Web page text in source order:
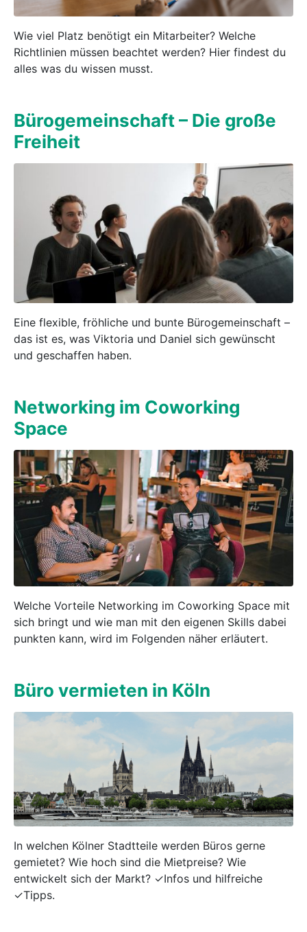
Wie viel Platz benötigt ein Mitarbeiter? Welche
Richtlinien müssen beachtet werden? Hier findest du
alles was du wissen musst.
Büro­ge­mein­schaft – Die große
Freiheit
Eine flexible, fröhliche und bunte Bürogemeinschaft –
das ist es, was Viktoria und Daniel sich gewünscht
und geschaffen haben.
Networking im Coworking
Space
Welche Vorteile Networking im Coworking Space mit
sich bringt und wie man mit den eigenen Skills dabei
punkten kann, wird im Folgenden näher erläutert.
Büro vermieten in Köln
In welchen Kölner Stadtteile werden Büros gerne
gemietet? Wie hoch sind die Mietpreise? Wie
entwickelt sich der Markt? ✓Infos und hilfreiche
✓Tipps.